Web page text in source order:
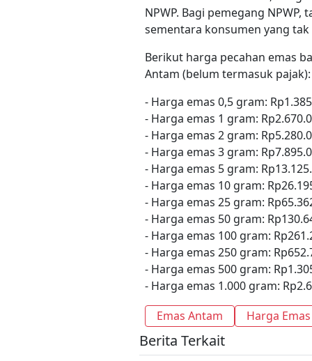
NPWP. Bagi pemegang
sementara konsumen yang
Berikut harga pecahan emas
Antam (belum termasuk pajak):
- Harga emas 0,5 gram:
- Harga emas 1 gram:
- Harga emas 2 gram:
- Harga emas 3 gram:
- Harga emas 5 gram:
- Harga emas 10 gram:
- Harga emas 25 gram:
- Harga emas 50 gram:
- Harga emas 100 gram:
- Harga emas 250 gram:
- Harga emas 500 gram:
- Harga emas 1.000 gram:
Emas Antam
Harga
Berita Terkait